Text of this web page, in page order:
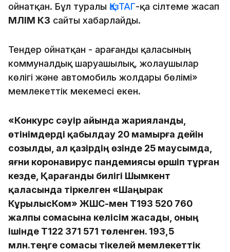
ойнатқан. Бұл туралы ҚазТАГ-қа сілтеме жасап
МӘЛІМ КЗ сайты хабарлайды.
Тендер ойнатқан - Қарағанды қаласының
коммуналдық шаруашылық, жолаушылар
көлігі және автомобиль жолдары бөлімі»
мемлекеттік мекемесі екен.
«Конкурс сәуір айында жарияланды,
өтінімдерді қабылдау 20 мамырға дейін
созылды, ал қазірдің өзінде 25 маусымда,
яғни коронавирус пандемиясы өршіп тұрған
кезде, Қарағанды билігі Шымкент
қаласында тіркелген «Шаңырак
КұрылысКом» ЖШС-мен T193 520 760
жалпы сомасына келісім жасады, оның
ішінде T122 371 571 төленген. 193,5
млн.теңге сомасы тікелей мемлекеттік